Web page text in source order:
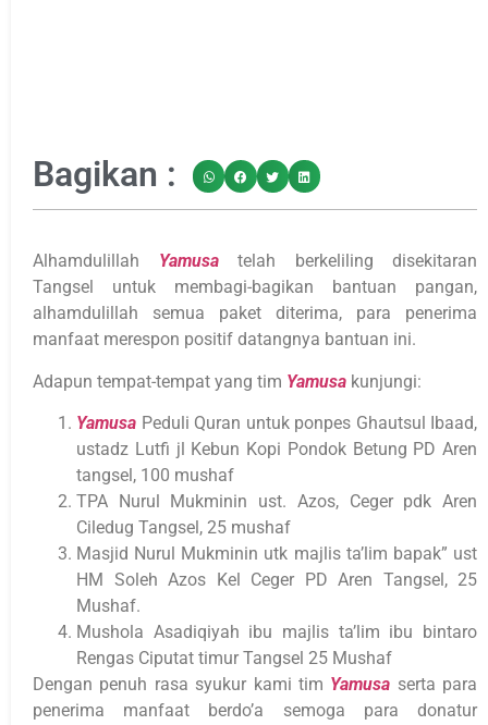
Bagikan :
Alhamdulillah Yamusatelah berkeliling disekitaran
Tangsel untuk membagi-bagikan bantuan pangan,
alhamdulillah semua paket diterima, para penerima
manfaat merespon positif datangnya bantuan ini.
Adapun tempat-tempat yang tim Yamusa kunjungi:
Yamusa Peduli Quran untuk ponpes Ghautsul Ibaad,
ustadz Lutfi jl Kebun Kopi Pondok Betung PD Aren
tangsel, 100 mushaf
TPA Nurul Mukminin ust. Azos, Ceger pdk Aren
Ciledug Tangsel, 25 mushaf
Masjid Nurul Mukminin utk majlis ta’lim bapak” ust
HM Soleh Azos Kel Ceger PD Aren Tangsel, 25
Mushaf.
Mushola Asadiqiyah ibu majlis ta’lim ibu bintaro
Rengas Ciputat timur Tangsel 25 Mushaf
Dengan penuh rasa syukur kami tim Yamusa serta para
penerima manfaat berdo’a semoga para donatur